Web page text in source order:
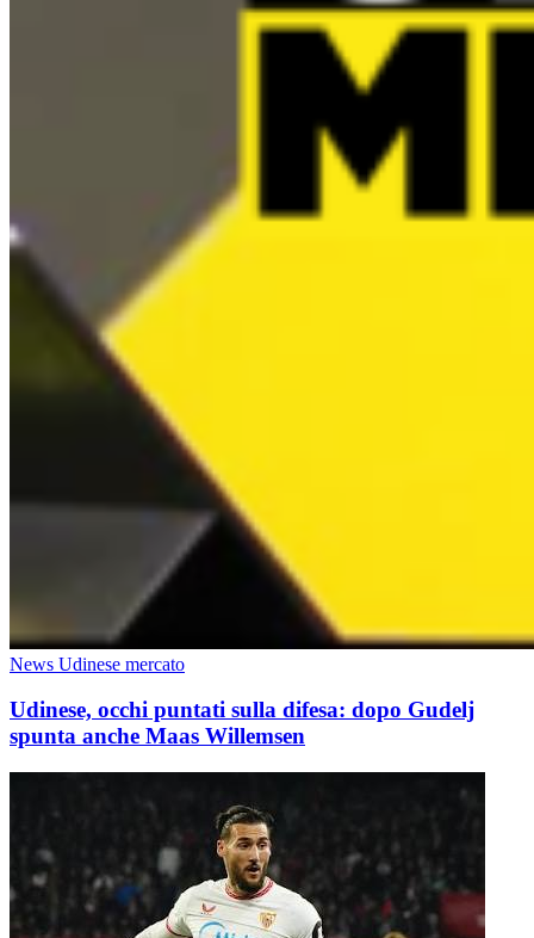
News Udinese mercato
Udinese, occhi puntati sulla difesa: dopo Gudelj
spunta anche Maas Willemsen